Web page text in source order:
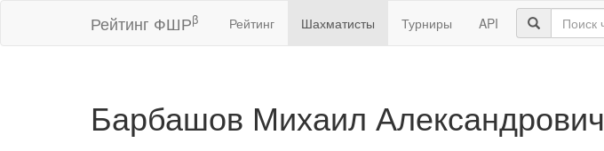
Рейтинг ФШРβ Рейтинг Шахматисты Турниры API
Барбашов Михаил Александрович